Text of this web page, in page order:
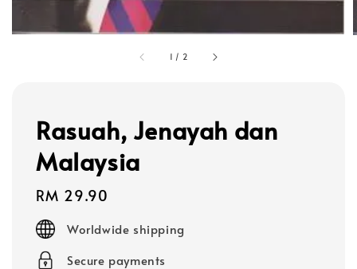
1 / 2
Rasuah, Jenayah dan
Malaysia
Regular
price
RM 29.90
Worldwide shipping
Secure payments